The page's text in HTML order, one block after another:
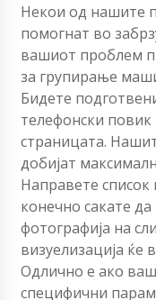
Некои од нашите
помогнат во
вашиот проблем
за групирање
Бидете
телефонски
страницата.
добијат
Направете
конечно сакате
фотографија на
визуелизација ќе
Одлично е ако
специфични